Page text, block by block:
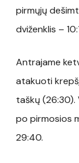
pirmųjų
dviženklis –
Antrajame
atakuoti
taškų (26:30).
po pirmosios
29:40.